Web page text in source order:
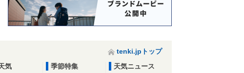
tenki.jpトップ
気
季節特集
天気ニュース